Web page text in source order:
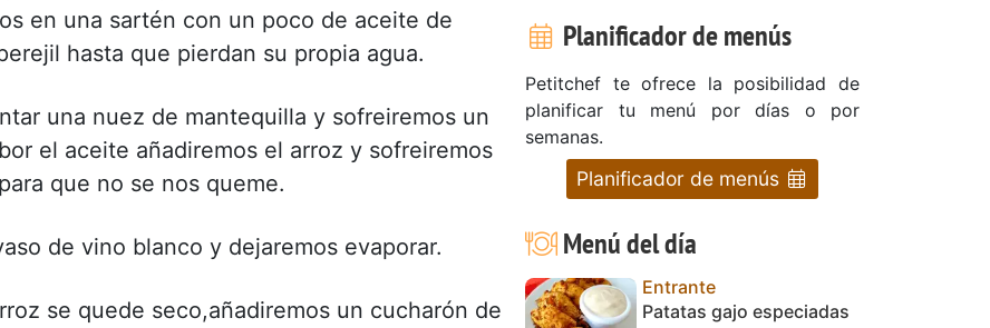
en una sartén con un poco de aceite de
hasta que pierdan su propia agua.
una nuez de mantequilla y sofreiremos un
el aceite añadiremos el arroz y sofreiremos
que no se nos queme.
de vino blanco y dejaremos evaporar.
se quede seco,añadiremos un cucharón de
Planificador de menús
Petitchef te ofrece la posibilidad de
planificar tu menú por días o por
semanas.
Planificador de menús
Menú del día
Entrante
Patatas gajo especiadas